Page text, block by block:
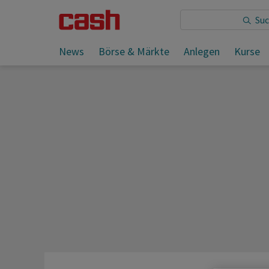
News Börse & Märkte Anlegen Kurse
Sie lesen: